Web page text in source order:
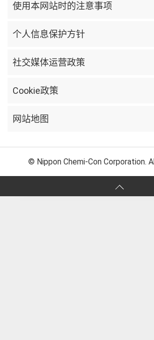
使用本网站时的注意事项
个人信息保护方针
社交媒体运营政策
Cookie政策
网站地图
© Nippon Chemi-Con Corporation.